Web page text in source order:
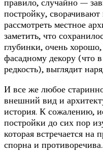
правило, случайно —
постройку,
рассмотреть местное
заметить, что
глубинки, очень
фасадному декору (что
редкость), выглядит
И все же любое
внешний вид и
история. К сожалению,
постройки до сих пор
которая встречается на
спорна и противоречива.